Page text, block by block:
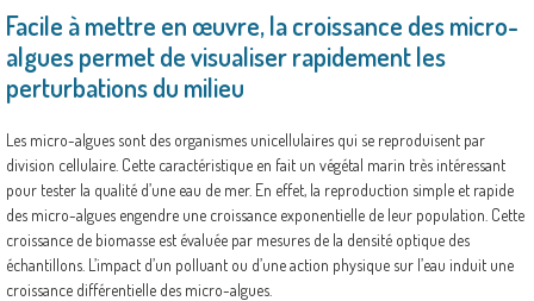
Facile à mettre en œuvre, la croissance des micro-
algues permet de visualiser rapidement les
perturbations du milieu
Les micro-algues sont des organismes unicellulaires qui se reproduisent par
division cellulaire. Cette caractéristique en fait un végétal marin très intéressant
pour tester la qualité d’une eau de mer. En effet, la reproduction simple et rapide
des micro-algues engendre une croissance exponentielle de leur population. Cette
croissance de biomasse est évaluée par mesures de la densité optique des
échantillons. L’impact d’un polluant ou d’une action physique sur l’eau induit une
croissance différentielle des micro-algues.